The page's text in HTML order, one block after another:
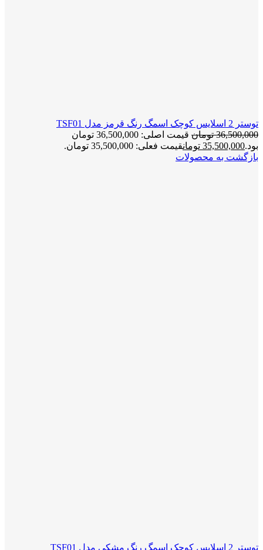
توستر 2 اسلایس کوچک اسمگ رنگ قرمز مدل TSF01
36,500,000 تومان
قیمت اصلی: 36,500,000 تومان
بود.35,500,000 تومانقیمت فعلی: 35,500,000 تومان.
بازگشت به محصولات
توستر 2 اسلایس کوچک اسمگ رنگ مشکی مدل TSF01